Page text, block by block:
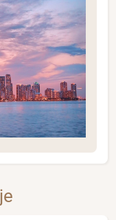
doskonały